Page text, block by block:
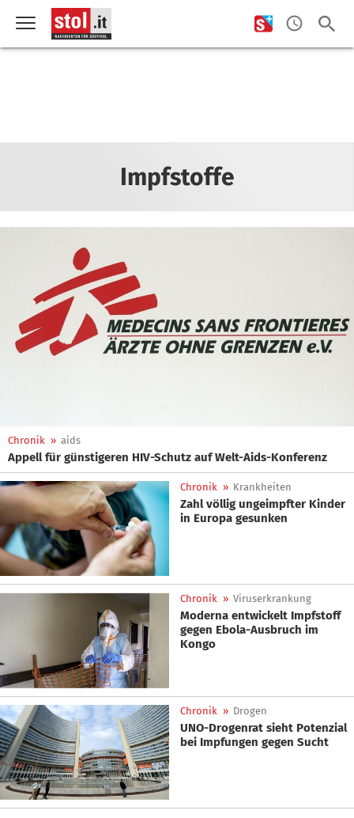
Impfstoffe
Chronik » aids
Appell für günstigeren HIV-Schutz auf Welt-Aids-Konferenz
Chronik » Krankheiten
Zahl völlig ungeimpfter Kinder
in Europa gesunken
Chronik » Viruserkrankung
Moderna entwickelt Impfstoff
gegen Ebola-Ausbruch im
Kongo
Chronik » Drogen
UNO-Drogenrat sieht Potenzial
bei Impfungen gegen Sucht